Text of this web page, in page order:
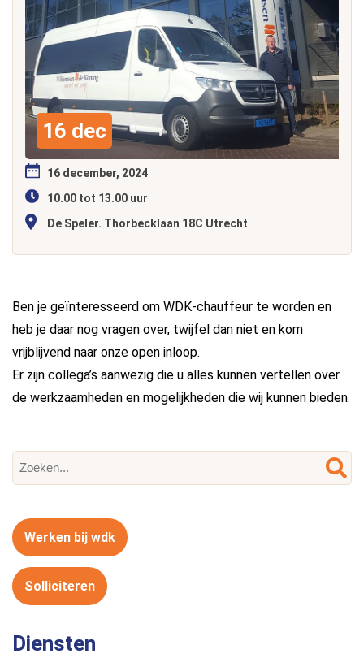
16 dec
16 december, 2024
10.00 tot 13.00 uur
De Speler. Thorbecklaan 18C Utrecht
Ben je geïnteresseerd om WDK-chauffeur te worden en
heb je daar nog vragen over, twijfel dan niet en kom
vrijblijvend naar onze open inloop.
Er zijn collega’s aanwezig die u alles kunnen vertellen over
de werkzaamheden en mogelijkheden die wij kunnen bieden.
Werken bij wdk
Solliciteren
Diensten